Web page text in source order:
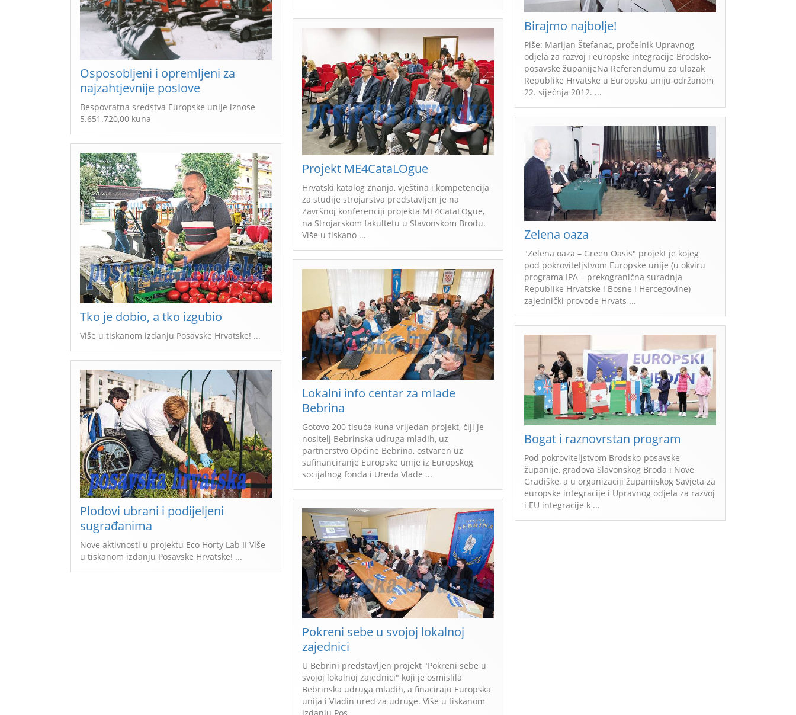
Osposobljeni i opremljeni za
najzahtjevnije poslove
Bespovratna sredstva Europske unije iznose
5.651.720,00 kuna
Tko je dobio, a tko izgubio
Više u tiskanom izdanju Posavske Hrvatske! ...
Plodovi ubrani i podijeljeni
sugrađanima
Nove aktivnosti u projektu Eco Horty Lab II Više
u tiskanom izdanju Posavske Hrvatske! ...
Projekt ME4CataLOgue
Hrvatski katalog znanja, vještina i kompetencija
za studije strojarstva predstavljen je na
Završnoj konferenciji projekta ME4CataLOgue,
na Strojarskom fakultetu u Slavonskom Brodu.
Više u tiskano ...
Lokalni info centar za mlade
Bebrina
Gotovo 200 tisuća kuna vrijedan projekt, čiji je
nositelj Bebrinska udruga mladih, uz
partnerstvo Općine Bebrina, ostvaren uz
sufinanciranje Europske unije iz Europskog
socijalnog fonda i Ureda Vlade ...
Pokreni sebe u svojoj lokalnoj
zajednici
U Bebrini predstavljen projekt "Pokreni sebe u
svojoj lokalnoj zajednici" koji je osmislila
Bebrinska udruga mladih, a finaciraju Europska
unija i Vladin ured za udruge. Više u tiskanom
Birajmo najbolje!
Piše: Marijan Štefanac, pročelnik Upravnog
odjela za razvoj i europske integracije Brodsko-
posavske županijeNa Referendumu za ulazak
Republike Hrvatske u Europsku uniju održanom
22. siječnja 2012. ...
Zelena oaza
"Zelena oaza – Green Oasis" projekt je kojeg
pod pokroviteljstvom Europske unije (u okviru
programa IPA – prekogranična suradnja
Republike Hrvatske i Bosne i Hercegovine)
zajednički provode Hrvats ...
Bogat i raznovrstan program
Pod pokroviteljstvom Brodsko-posavske
županije, gradova Slavonskog Broda i Nove
Gradiške, a u organizaciji županijskog Savjeta za
europske integracije i Upravnog odjela za razvoj
i EU integracije k ...